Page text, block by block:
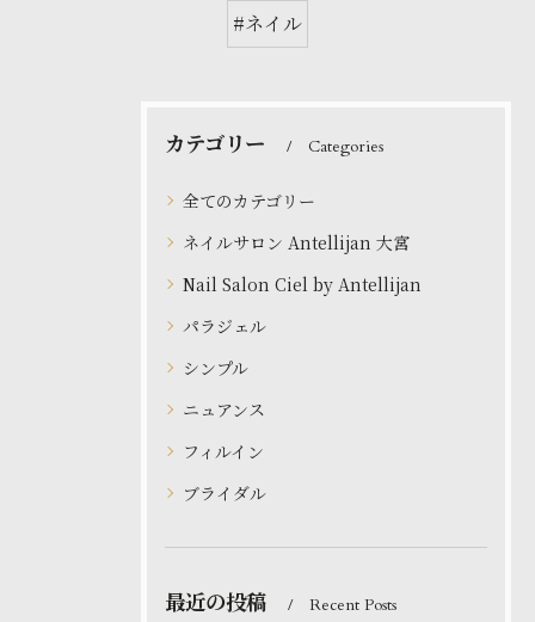
#ネイル
カテゴリー Categories
全てのカテゴリー
ネイルサロン Antellijan 大宮
Nail Salon Ciel by Antellijan
パラジェル
シンプル
ニュアンス
フィルイン
ブライダル
最近の投稿 Recent Posts